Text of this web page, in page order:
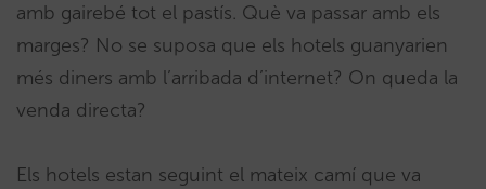
amb gairebé tot el pastís. Què va passar amb els
marges? No se suposa que els hotels guanyarien
més diners amb l’arribada d’internet? On queda la
venda directa?
Els hotels estan seguint el mateix camí que va